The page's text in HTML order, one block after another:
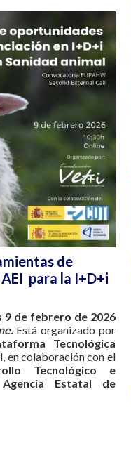
de
para la I+D+i
9 de febrero de 2026
Est organizado por
Tecnológica
l, en colaboración con el
Tecnológico e
Estatal de